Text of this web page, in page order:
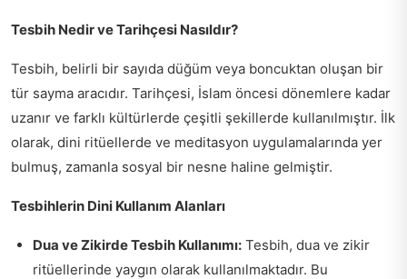
Tesbih Nedir ve Tarihçesi Nasıldır?
Tesbih, belirli bir sayıda düğüm veya boncuktan oluşan bir
tür sayma aracıdır. Tarihçesi, İslam öncesi dönemlere kadar
uzanır ve farklı kültürlerde çeşitli şekillerde kullanılmıştır. İlk
olarak, dini ritüellerde ve meditasyon uygulamalarında yer
bulmuş, zamanla sosyal bir nesne haline gelmiştir.
Tesbihlerin Dini Kullanım Alanları
Dua ve Zikirde Tesbih Kullanımı: Tesbih, dua ve zikir
ritüellerinde yaygın olarak kullanılmaktadır. Bu